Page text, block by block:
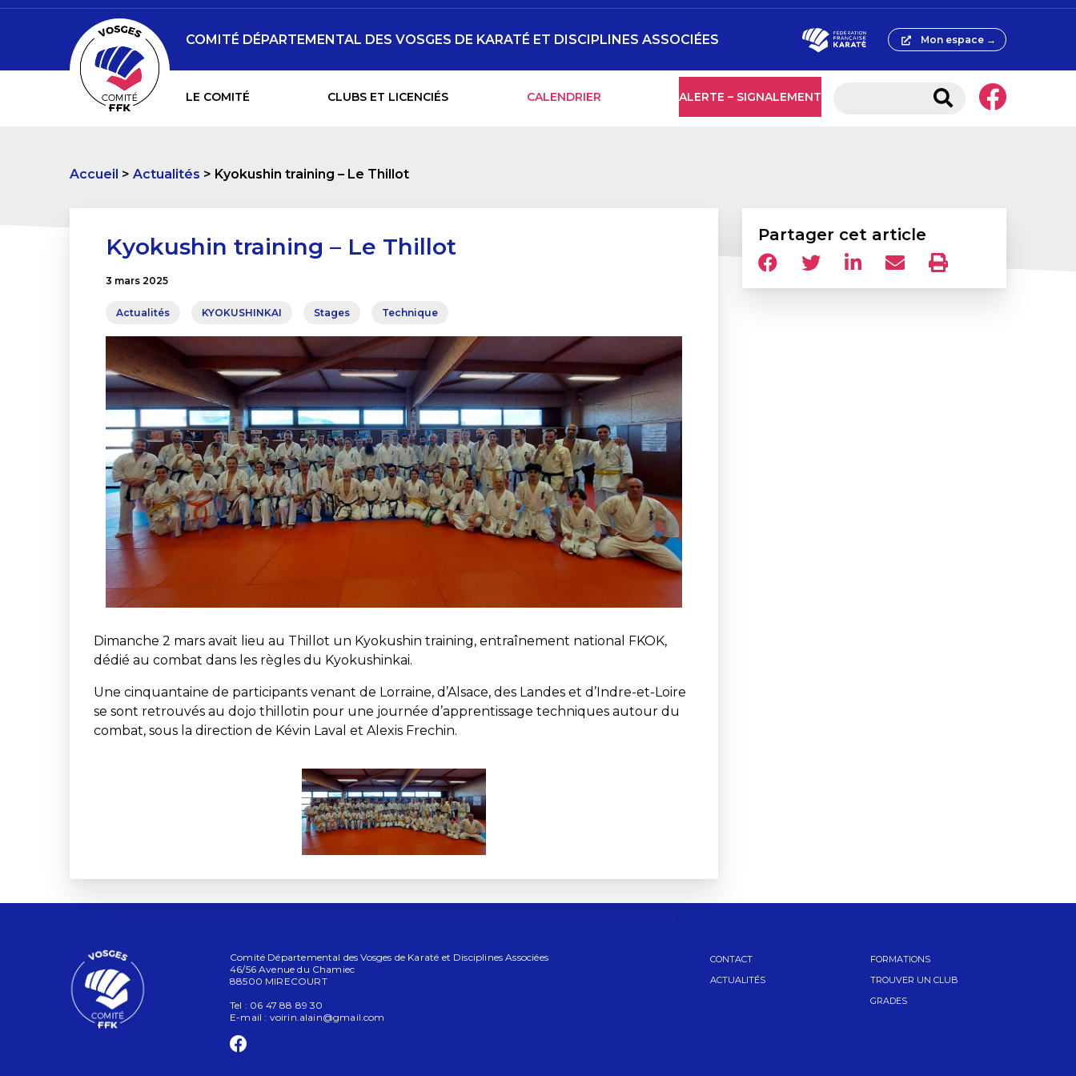
LE COMITÉ CLUBS ET LICENCIÉS CALENDRIER ALERTE – SIGNALEMENT
COMITÉ DÉPARTEMENTAL DES VOSGES DE KARATÉ ET DISCIPLINES ASSOCIÉES Mon espace →
Accueil Actualités Kyokushin training – Le Thillot
Kyokushin training – Le Thillot
3 mars 2025
Actualités KYOKUSHINKAI Stages Technique
Dimanche 2 mars avait lieu au Thillot un Kyokushin training, entraînement national FKOK,
dédié au combat dans les règles du Kyokushinkai.
Une cinquantaine de participants venant de Lorraine, d’Alsace, des Landes et d’Indre-et-Loire
se sont retrouvés au dojo thillotin pour une journée d’apprentissage techniques autour du
combat, sous la direction de Kévin Laval et Alexis Frechin.
Partager cet article
Comité Départemental des Vosges de Karaté et Disciplines Associées
46/56 Avenue du Chamiec
88500 MIRECOURT
Tel : 06 47 88 89 30
E-mail : voirin.alain@gmail.com
CONTACT
ACTUALITÉS
FORMATIONS
TROUVER UN CLUB
GRADES